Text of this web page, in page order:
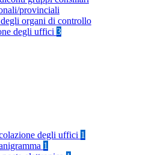
provinciali
organi di controllo
degli uffici 3
degli uffici 1
1